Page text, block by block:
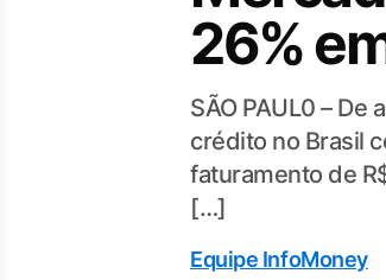
26%
SÃO PAUL0 –
crédito no Brasil
faturamento de
[…]
Equipe InfoMoney